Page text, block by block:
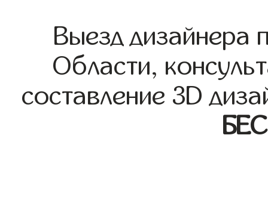
Выезд дизайнера
Области,
составление 3D